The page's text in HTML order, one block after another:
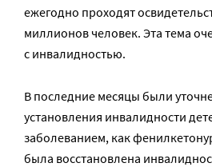
ежегодно проходят
миллионов человек. Эта тема
с инвалидностью.
В последние месяцы были
установления инвалидности
заболеванием, как
была восстановлена